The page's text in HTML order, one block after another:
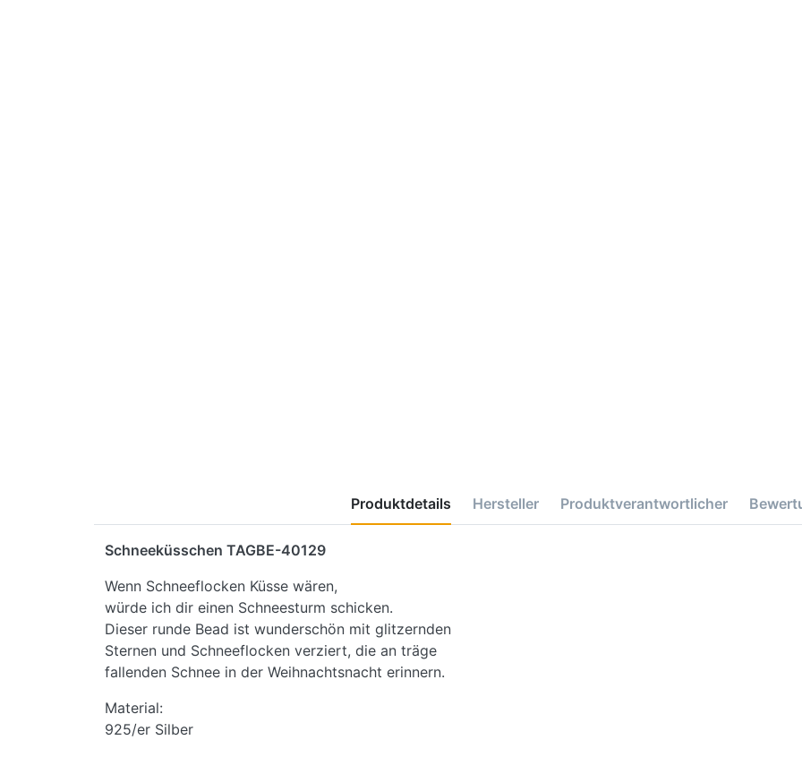
Produktdetails Hersteller Produktverantwortlicher
Schneeküsschen TAGBE-40129
Wenn Schneeflocken Küsse wären,
würde ich dir einen Schneesturm schicken.
Dieser runde Bead ist wunderschön mit glitzernden
Sternen und Schneeflocken verziert, die an träge
fallenden Schnee in der Weihnachtsnacht erinnern.
Material:
925/er Silber